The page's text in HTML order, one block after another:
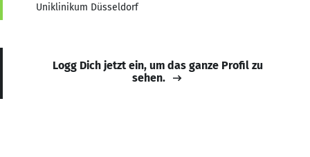
Uniklinikum Düsseldorf
Logg Dich jetzt ein, um das ganze Profil zu
sehen.